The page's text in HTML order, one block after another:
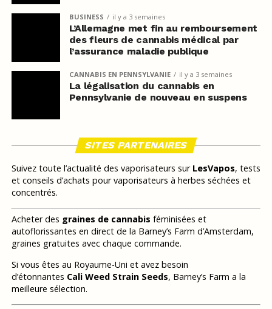
BUSINESS il y a 3 semaines
L’Allemagne met fin au remboursement
des fleurs de cannabis médical par
l’assurance maladie publique
CANNABIS EN PENNSYLVANIE il y a 3 semaines
La légalisation du cannabis en
Pennsylvanie de nouveau en suspens
SITES PARTENAIRES
Suivez toute l’actualité des vaporisateurs sur LesVapos, tests
et conseils d’achats pour vaporisateurs à herbes séchées et
concentrés.
Acheter des graines de cannabis féminisées et
autoflorissantes en direct de la Barney’s Farm d’Amsterdam,
graines gratuites avec chaque commande.
Si vous êtes au Royaume-Uni et avez besoin
d’étonnantes Cali Weed Strain Seeds, Barney’s Farm a la
meilleure sélection.